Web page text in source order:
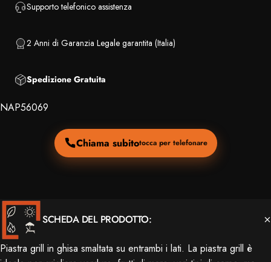
Supporto telefonico assistenza
2 Anni di Garanzia Legale garantita (Italia)
Spedizione Gratuita
NAP56069
Chiama subitotocca per telefonare
SCHEDA DEL PRODOTTO:
Piastra grill in ghisa smaltata su entrambi i lati. La piastra grill è